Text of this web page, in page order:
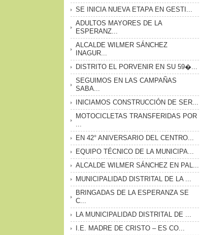
SE INICIA NUEVA ETAPA EN GESTI...
ADULTOS MAYORES DE LA
ESPERANZ...
ALCALDE WILMER SÁNCHEZ
INAGUR...
DISTRITO EL PORVENIR EN SU 59�...
SEGUIMOS EN LAS CAMPAÑAS
SABA...
INICIAMOS CONSTRUCCIÓN DE SER...
MOTOCICLETAS TRANSFERIDAS POR
EN 42° ANIVERSARIO DEL CENTRO...
EQUIPO TÉCNICO DE LA MUNICIPA...
ALCALDE WILMER SÁNCHEZ EN PAL...
MUNICIPALIDAD DISTRITAL DE LA ...
BRINGADAS DE LA ESPERANZA SE
C...
LA MUNICIPALIDAD DISTRITAL DE ...
I.E. MADRE DE CRISTO – ES CO...